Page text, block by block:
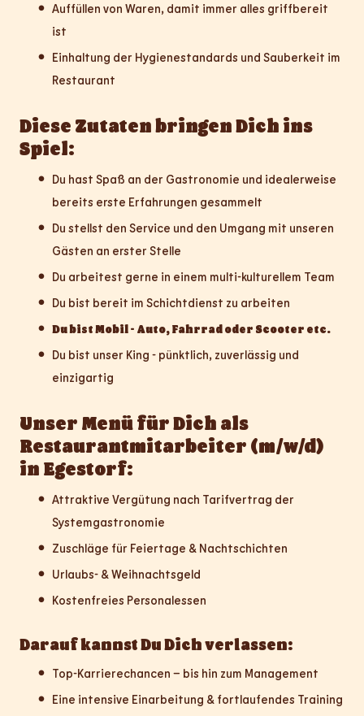
Auffüllen von Waren, damit immer alles griffbereit
ist
Einhaltung der Hygienestandards und Sauberkeit im
Restaurant
Diese Zutaten bringen Dich ins
Spiel:
Du hast Spaß an der Gastronomie und idealerweise
bereits erste Erfahrungen gesammelt
Du stellst den Service und den Umgang mit unseren
Gästen an erster Stelle
Du arbeitest gerne in einem multi-kulturellem Team
Du bist bereit im Schichtdienst zu arbeiten
Du bist Mobil - Auto, Fahrrad oder Scooter etc.
Du bist unser King - pünktlich, zuverlässig und
einzigartig
Unser Menü für Dich als
Restaurantmitarbeiter (m/w/d)
in Egestorf:
Attraktive Vergütung nach Tarifvertrag der
Systemgastronomie
Zuschläge für Feiertage & Nachtschichten
Urlaubs- & Weihnachtsgeld
Kostenfreies Personalessen
Darauf kannst Du Dich verlassen:
Top-Karrierechancen – bis hin zum Management
Eine intensive Einarbeitung & fortlaufendes Training